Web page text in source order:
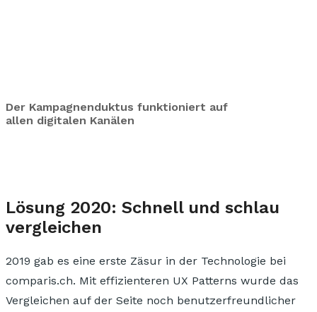
Der Kampagnenduktus funktioniert auf
allen digitalen Kanälen
Lösung 2020: Schnell und schlau
vergleichen
2019 gab es eine erste Zäsur in der Technologie bei
comparis.ch. Mit effizienteren UX Patterns wurde das
Vergleichen auf der Seite noch benutzerfreundlicher